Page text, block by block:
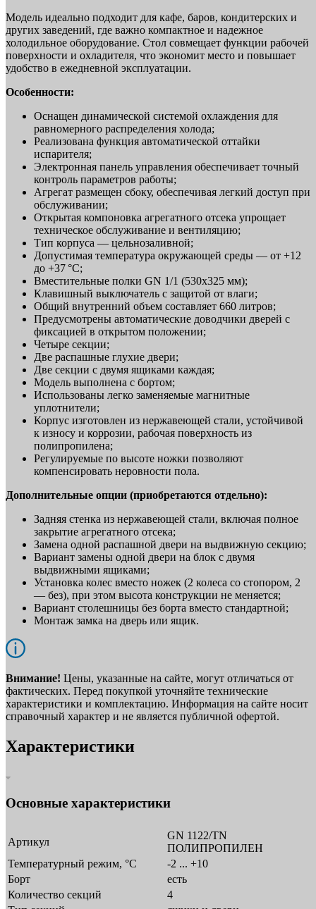
Модель идеально подходит для кафе, баров, кондитерских и
других заведений, где важно компактное и надежное
холодильное оборудование. Стол совмещает функции рабочей
поверхности и охладителя, что экономит место и повышает
удобство в ежедневной эксплуатации.
Особенности:
Оснащен динамической системой охлаждения для
равномерного распределения холода;
Реализована функция автоматической оттайки
испарителя;
Электронная панель управления обеспечивает точный
контроль параметров работы;
Агрегат размещен сбоку, обеспечивая легкий доступ при
обслуживании;
Открытая компоновка агрегатного отсека упрощает
техническое обслуживание и вентиляцию;
Тип корпуса — цельнозаливной;
Допустимая температура окружающей среды — от +12
до +37 °C;
Вместительные полки GN 1/1 (530х325 мм);
Клавишный выключатель с защитой от влаги;
Общий внутренний объем составляет 660 литров;
Предусмотрены автоматические доводчики дверей с
фиксацией в открытом положении;
Четыре секции;
Две распашные глухие двери;
Две секции с двумя ящиками каждая;
Модель выполнена с бортом;
Использованы легко заменяемые магнитные
уплотнители;
Корпус изготовлен из нержавеющей стали, устойчивой
к износу и коррозии, рабочая поверхность из
полипропилена;
Регулируемые по высоте ножки позволяют
компенсировать неровности пола.
Дополнительные опции (приобретаются отдельно):
Задняя стенка из нержавеющей стали, включая полное
закрытие агрегатного отсека;
Замена одной распашной двери на выдвижную секцию;
Вариант замены одной двери на блок с двумя
выдвижными ящиками;
Установка колес вместо ножек (2 колеса со стопором, 2
— без), при этом высота конструкции не меняется;
Вариант столешницы без борта вместо стандартной;
Монтаж замка на дверь или ящик.
Внимание! Цены, указанные на сайте, могут отличаться от
фактических. Перед покупкой уточняйте технические
характеристики и комплектацию. Информация на сайте носит
справочный характер и не является публичной офертой.
Характеристики
Основные характеристики
Артикул
GN 1122/TN
ПОЛИПРОПИЛЕН
Температурный режим, °C
-2 ... +10
Борт
есть
Количество секций
4